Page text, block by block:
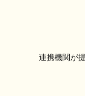
連携機関が